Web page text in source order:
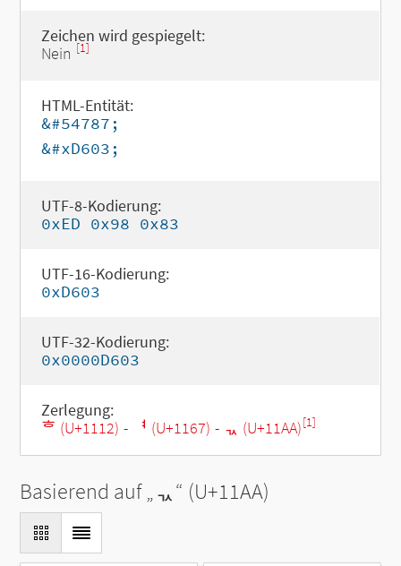
Zeichen wird gespiegelt:
Nein [1]
HTML-Entität:
&#54787;
&#xD603;
UTF-8-Kodierung:
0xED 0x98 0x83
UTF-16-Kodierung:
0xD603
UTF-32-Kodierung:
0x0000D603
Zerlegung:
ᄒ (U+1112) - ᅧ (U+1167) - ᆪ (U+11AA)[1]
Basierend auf „ᆪ“ (U+11AA)